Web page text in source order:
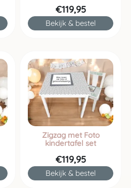
€119,95
Bekijk & bestel
Zigzag met Foto
kindertafel set
€119,95
Bekijk & bestel